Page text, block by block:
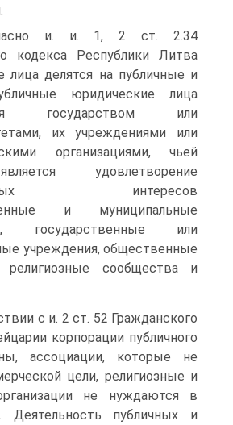
и. и. 1, 2 ст. 2.34
кодекса Республики Литва
лица делятся на публичные и
юридические лица
государством или
их учреждениями или
организациями, чьей
удовлетворение
интересов
и муниципальные
государственные или
учреждения, общественные
религиозные сообщества и
с и. 2 ст. 52 Гражданского
корпорации публичного
ассоциации, которые не
цели, религиозные и
не нуждаются в
Деятельность публичных и